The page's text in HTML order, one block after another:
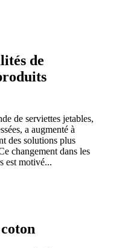
de
de serviettes jetables,
a augmenté à
des solutions plus
changement dans les
est motivé...